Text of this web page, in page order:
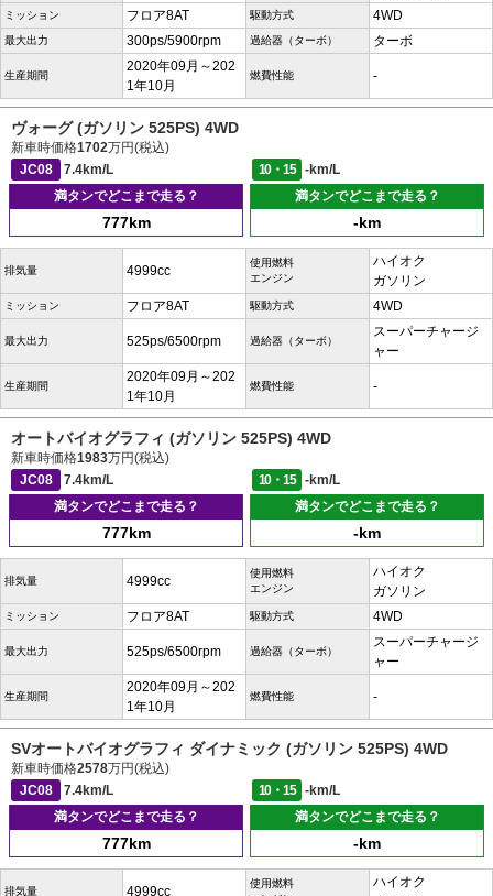
ミッション フロア8AT 駆動方式 4WD
最大出力 300ps/5900rpm 過給器（ターボ） ターボ
生産期間
2020年09月～202
1年10月
燃費性能 -
ヴォーグ (ガソリン 525PS) 4WD
新車時価格1702万円(税込)
JC08
7.4km/L 10・15
-km/L
満タンでどこまで走る？
777km
満タンでどこまで走る？
-km
排気量 4999cc
使用燃料
エンジン
ハイオク
ガソリン
ミッション フロア8AT 駆動方式 4WD
最大出力 525ps/6500rpm 過給器（ターボ）
スーパーチャージ
ャー
生産期間
2020年09月～202
1年10月
燃費性能 -
オートバイオグラフィ (ガソリン 525PS) 4WD
新車時価格1983万円(税込)
JC08
7.4km/L 10・15
-km/L
満タンでどこまで走る？
777km
満タンでどこまで走る？
-km
排気量 4999cc
使用燃料
エンジン
ハイオク
ガソリン
ミッション フロア8AT 駆動方式 4WD
最大出力 525ps/6500rpm 過給器（ターボ）
スーパーチャージ
ャー
生産期間
2020年09月～202
1年10月
燃費性能 -
SVオートバイオグラフィ ダイナミック (ガソリン 525PS) 4WD
新車時価格2578万円(税込)
JC08
7.4km/L 10・15
-km/L
満タンでどこまで走る？
777km
満タンでどこまで走る？
-km
排気量 4999cc
使用燃料
ハイオク